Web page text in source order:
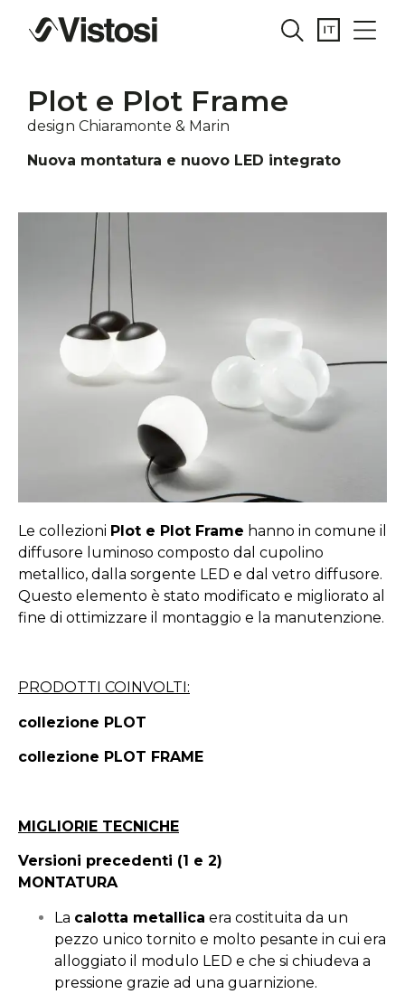
Plot e Plot Frame
design Chiaramonte & Marin
Nuova montatura e nuovo LED integrato
Le collezioni Plot e Plot Frame hanno in comune il
diffusore luminoso composto dal cupolino
metallico, dalla sorgente LED e dal vetro diffusore.
Questo elemento è stato modificato e migliorato al
fine di ottimizzare il montaggio e la manutenzione.
PRODOTTI COINVOLTI:
collezione PLOT
collezione PLOT FRAME
MIGLIORIE TECNICHE
Versioni precedenti (1 e 2)
MONTATURA
La calotta metallica era costituita da un
pezzo unico tornito e molto pesante in cui era
alloggiato il modulo LED e che si chiudeva a
pressione grazie ad una guarnizione.